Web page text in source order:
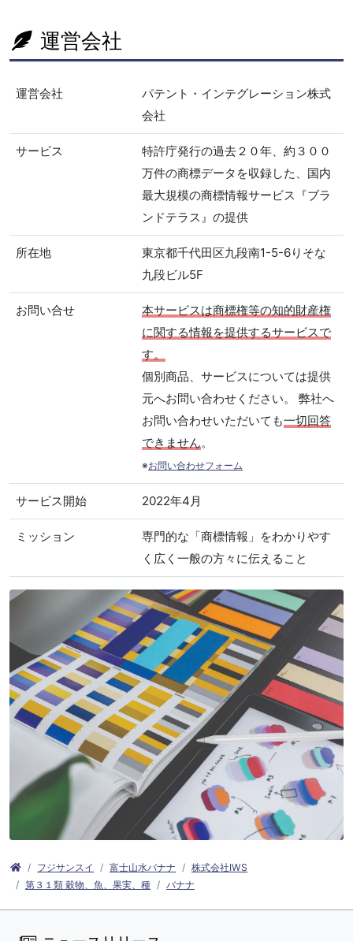
運営会社
運営会社
パテント・インテグレーション株式
会社
サービス
特許庁発行の過去２０年、約３００
万件の商標データを収録した、国内
最大規模の商標情報サービス『ブラ
ンドテラス』の提供
所在地
東京都千代田区九段南1-5-6りそな
九段ビル5F
お問い合せ
本サービスは商標権等の知的財産権
に関する情報を提供するサービスで
す。
個別商品、サービスについては提供
元へお問い合わせください。 弊社へ
お問い合わせいただいても一切回答
できません。
※お問い合わせフォーム
サービス開始 2022年4月
ミッション
専門的な「商標情報」をわかりやす
く広く一般の方々に伝えること
フジサンスイ 富士山水バナナ
株式会社IWS
第３１類 穀物、魚、果実、種
バナナ